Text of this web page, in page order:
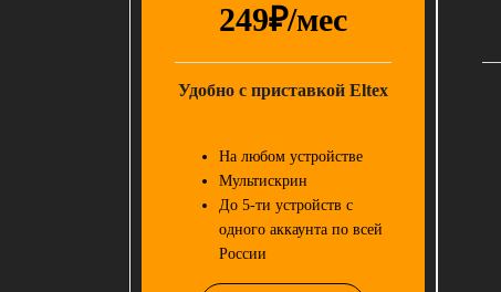
249₽/мес
Удобно с приставкой Eltex
На любом устройстве
Мультискрин
До 5-ти устройств с
одного аккаунта по всей
России